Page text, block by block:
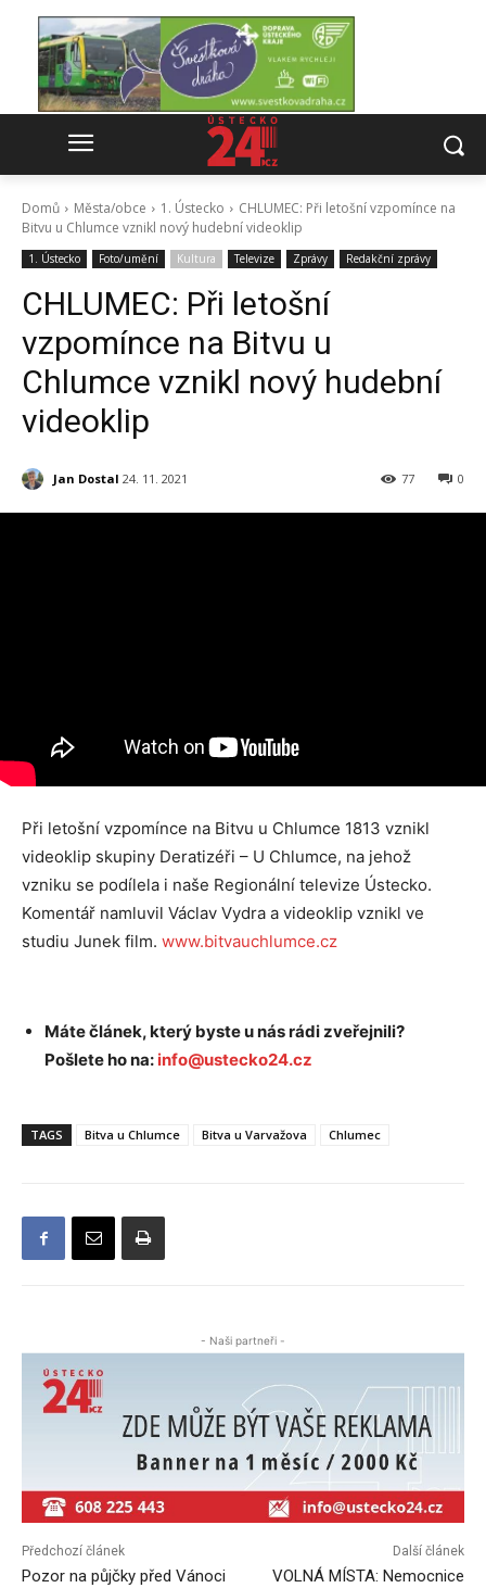
Domů Města/obce 1. Ústecko
CHLUMEC: Při letošní vzpomínce na
Bitvu u Chlumce vznikl nový hudební videoklip
1. Ústecko Foto/umění Kultura Televize Zprávy Redakční zprávy
CHLUMEC: Při letošní
vzpomínce na Bitvu u
Chlumce vznikl nový hudební
videoklip
Jan Dostal 24. 11. 2021 0
77
Při letošní vzpomínce na Bitvu u Chlumce 1813 vznikl
videoklip skupiny Deratizéři – U Chlumce, na jehož
vzniku se podílela i naše Regionální televize Ústecko.
Komentář namluvil Václav Vydra a videoklip vznikl ve
studiu Junek film. www.bitvauchlumce.cz
Máte článek, který byste u nás rádi zveřejnili?
Pošlete ho na: info@ustecko24.cz
TAGS Bitva u Chlumce Bitva u Varvažova Chlumec
- Naši partneři -
Předchozí článek
Pozor na půjčky před Vánoci
Další článek
VOLNÁ MÍSTA: Nemocnice